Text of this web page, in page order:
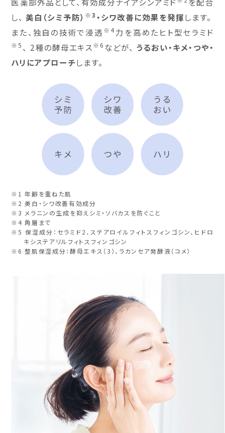
し、 美白（シミ予防） ※3 ・シワ改善に効果を発揮します。
また、独自の技術で浸透 ※4 力を高めたヒト型セラミド
※5 、 2種の酵母エキス※6 などが、 うるおい・キメ・つや・
ハリにアプローチします。
※1 年齢を重ねた肌
※2 美白・シワ改善有効成分
※3 メラニンの生成を抑えシミ・ソバカスを防ぐこと
※4 角層まで
※5 保湿成分：セラミド2、ステアロイルフィトスフィンゴシン、ヒドロ
キシステアリルフィトスフィンゴシン
※6 整肌保湿成分：酵母エキス（3）、ラカンセア発酵液（コメ）